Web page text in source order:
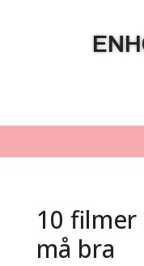
10
må bra